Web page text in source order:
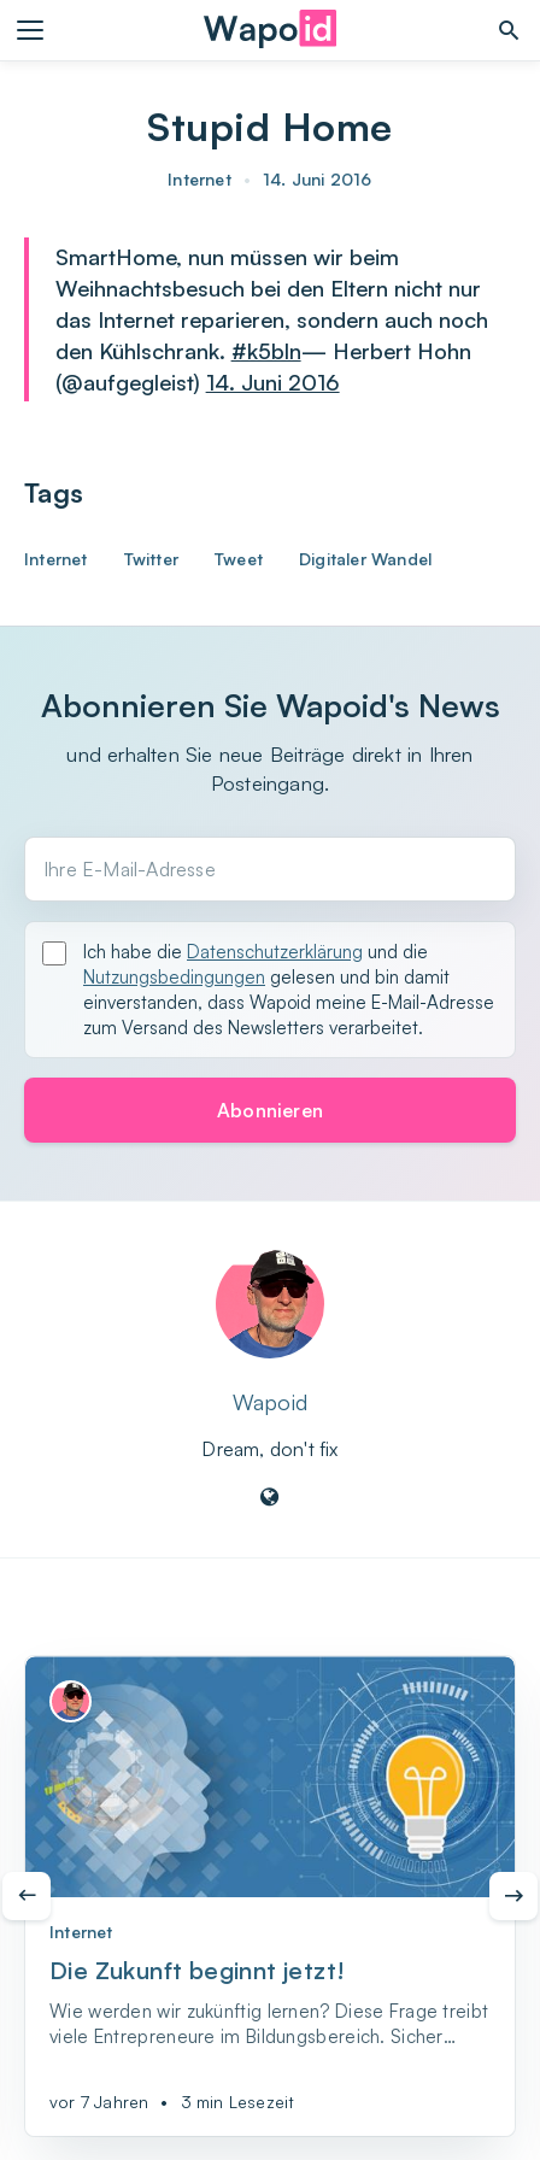
Stupid Home
Internet • 14. Juni 2016
SmartHome, nun müssen wir beim
Weihnachtsbesuch bei den Eltern nicht nur
das Internet reparieren, sondern auch noch
den Kühlschrank. #k5bln— Herbert Hohn
(@aufgegleist) 14. Juni 2016
Tags
Internet Twitter Tweet Digitaler Wandel
Abonnieren Sie Wapoid's News
und erhalten Sie neue Beiträge direkt in Ihren
Posteingang.
Ihre E-Mail-Adresse
Ich habe die Datenschutzerklärung und die
Nutzungsbedingungen gelesen und bin damit
einverstanden, dass Wapoid meine E-Mail-Adresse
zum Versand des Newsletters verarbeitet.
Abonnieren
Wapoid
Dream, don't fix
Internet
Die Zukunft beginnt jetzt!
Wie werden wir zukünftig lernen? Diese Frage treibt
viele Entrepreneure im Bildungsbereich. Sicher
auf dem EMEA Philanthropies Summit in Athen unter
dem Motto „Driving a Future of inclusive Gro...
vor 7 Jahren • 3 min Lesezeit